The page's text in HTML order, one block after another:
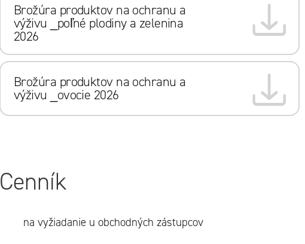
Brožúra produktov na ochranu a
výživu _poľné plodiny a zelenina
2026
Brožúra produktov na ochranu a
výživu _ovocie 2026
Cenník
na vyžiadanie u obchodných zástupcov